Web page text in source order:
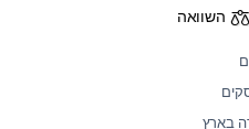
השוואה
בארץ